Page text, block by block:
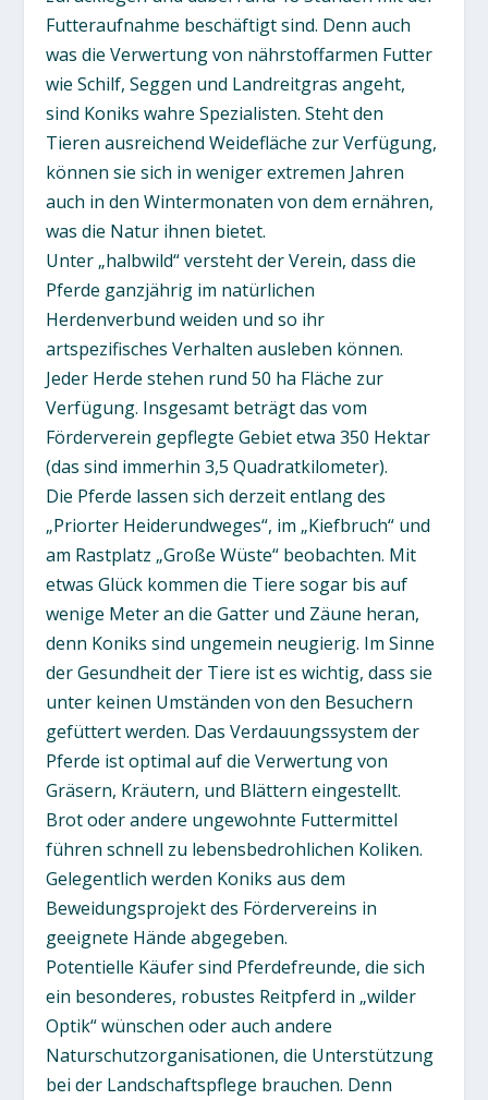
Futteraufnahme beschäftigt sind. Denn auch
was die Verwertung von nährstoffarmen Futter
wie Schilf, Seggen und Landreitgras angeht,
sind Koniks wahre Spezialisten. Steht den
Tieren ausreichend Weidefläche zur Verfügung,
können sie sich in weniger extremen Jahren
auch in den Wintermonaten von dem ernähren,
was die Natur ihnen bietet.
Unter „halbwild“ versteht der Verein, dass die
Pferde ganzjährig im natürlichen
Herdenverbund weiden und so ihr
artspezifisches Verhalten ausleben können.
Jeder Herde stehen rund 50 ha Fläche zur
Verfügung. Insgesamt beträgt das vom
Förderverein gepflegte Gebiet etwa 350 Hektar
(das sind immerhin 3,5 Quadratkilometer).
Die Pferde lassen sich derzeit entlang des
„Priorter Heiderundweges“, im „Kiefbruch“ und
am Rastplatz „Große Wüste“ beobachten. Mit
etwas Glück kommen die Tiere sogar bis auf
wenige Meter an die Gatter und Zäune heran,
denn Koniks sind ungemein neugierig. Im Sinne
der Gesundheit der Tiere ist es wichtig, dass sie
unter keinen Umständen von den Besuchern
gefüttert werden. Das Verdauungssystem der
Pferde ist optimal auf die Verwertung von
Gräsern, Kräutern, und Blättern eingestellt.
Brot oder andere ungewohnte Futtermittel
führen schnell zu lebensbedrohlichen Koliken.
Gelegentlich werden Koniks aus dem
Beweidungsprojekt des Fördervereins in
geeignete Hände abgegeben.
Potentielle Käufer sind Pferdefreunde, die sich
ein besonderes, robustes Reitpferd in „wilder
Optik“ wünschen oder auch andere
Naturschutzorganisationen, die Unterstützung
bei der Landschaftspflege brauchen. Denn